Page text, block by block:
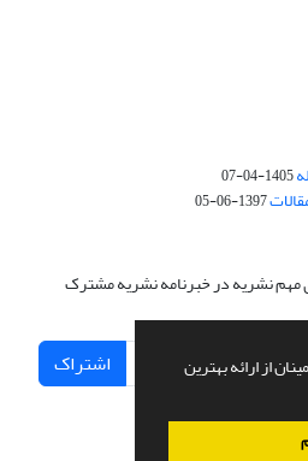
از ارائه بهترین
1405-04-07
1397-06-05
مهم نشریه در خبرنامه نشریه مشترک
اشتراک